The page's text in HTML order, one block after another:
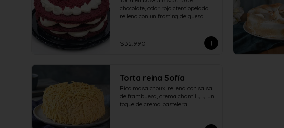
chocolate, color rojo aterciopelado
relleno con un frosting de queso
$32.990
Torta reina Sofía
Rica masa choux, rellena con salsa
de frambuesa, crema chantilly y un
toque de crema pastelera.